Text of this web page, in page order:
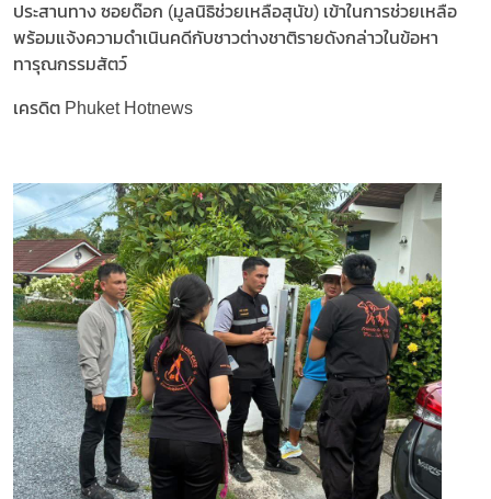
ประสานทาง ซอยด๊อก (มูลนิธิช่วยเหลือสุนัข) เข้าในการช่วยเหลือ
พร้อมแจ้งความดำเนินคดีกับชาวต่างชาติรายดังกล่าวในข้อหา
ทารุณกรรมสัตว์
เครดิต Phuket Hotnews